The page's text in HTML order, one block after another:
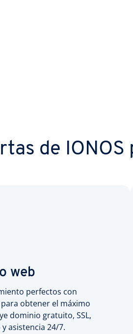
de IONOS
web
perfectos con
obtener el máximo
dominio gratuito, SSL,
asistencia 24/7.